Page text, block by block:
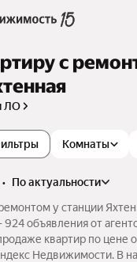
с
ЛО
Комнаты
•
по актуальности
у станции
объявления от
квартир по цене
Недвижимости. В